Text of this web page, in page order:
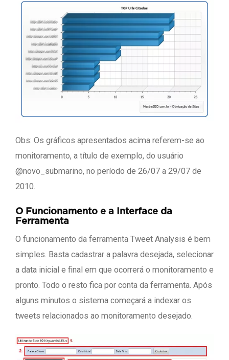
Obs: Os gráficos apresentados acima referem-se ao
monitoramento, a título de exemplo, do usuário
@novo_submarino, no período de 26/07 a 29/07 de
2010.
O Funcionamento e a Interface da
Ferramenta
O funcionamento da ferramenta Tweet Analysis é bem
simples. Basta cadastrar a palavra desejada, selecionar
a data inicial e final em que ocorrerá o monitoramento e
pronto. Todo o resto fica por conta da ferramenta. Após
alguns minutos o sistema começará a indexar os
tweets relacionados ao monitoramento desejado.